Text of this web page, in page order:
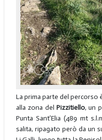
La prima parte del
alla zona del Pizzitiello, un
Punta Sant’Elia (489 mt
salita, ripagato però da un